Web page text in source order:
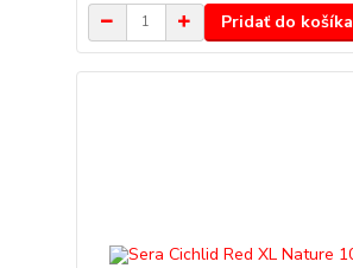
Pridať do košíka